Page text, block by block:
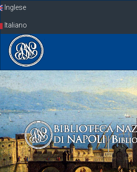
SkipInglese
Italiano